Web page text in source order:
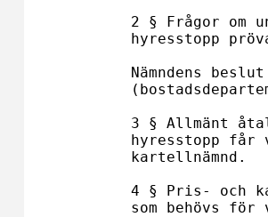
2 § Frågor om
hyresstopp
Nämndens
3 § Allmänt
hyresstopp får
kartellnämnd.
4 § Pris- och
som behövs